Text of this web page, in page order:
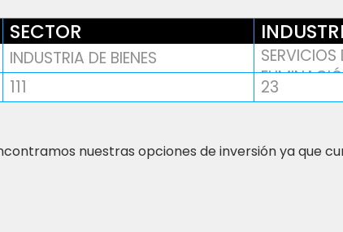
SECTOR
INDUSTRIA DE BIENES
SERVICIOS
111 23
nuestras opciones de inversión ya que